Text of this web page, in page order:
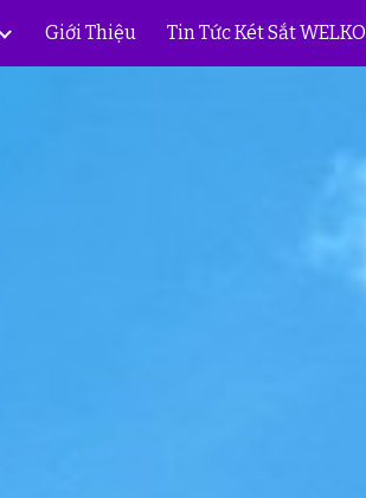
Skip to navigation
Giới Thiệu Tin Tức Két Sắt WELKO